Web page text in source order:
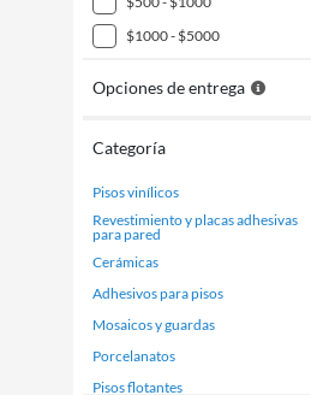
$1000 - $5000
Opciones de entrega
Categoría
pisos vinílicos
revestimiento y placas adhesivas
para pared
cerámicas
adhesivos para pisos
mosaicos y guardas
porcelanatos
pisos flotantes